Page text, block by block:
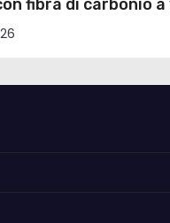
fibra di carbonio